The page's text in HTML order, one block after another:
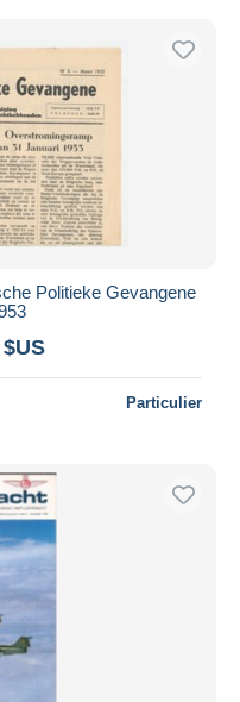
Politieke Gevangene
Particulier